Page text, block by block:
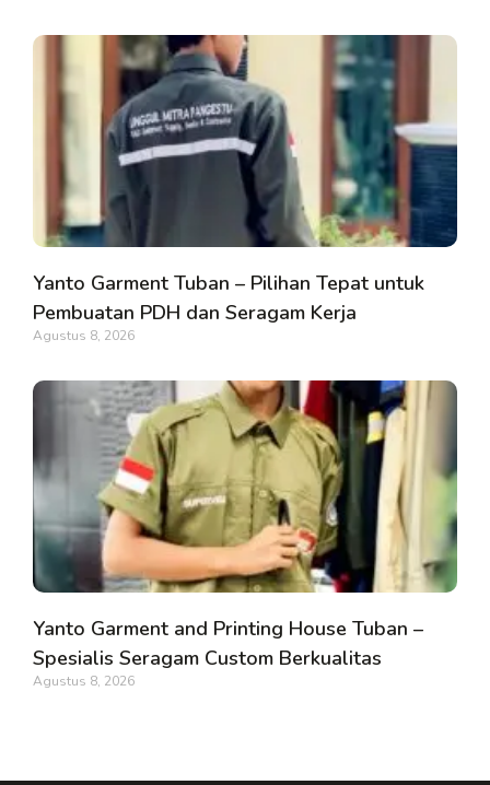
Yanto Garment Tuban – Pilihan Tepat untuk
Pembuatan PDH dan Seragam Kerja
Agustus 8, 2026
Yanto Garment and Printing House Tuban –
Spesialis Seragam Custom Berkualitas
Agustus 8, 2026